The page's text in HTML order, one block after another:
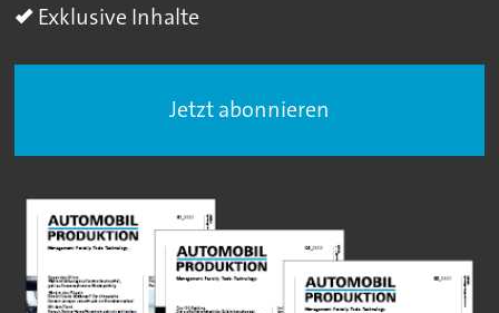
Exklusive Inhalte
Jetzt abonnieren